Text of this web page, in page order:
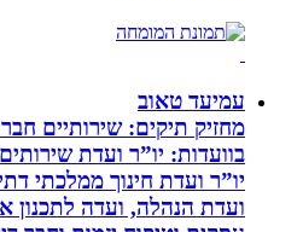
עמיעד טאוב
מחזיק תיקים: שירותיים
בוועדות: יו”ר ועדת שירותים
יו”ר ועדת חינוך ממלכתי דתי
ועדת הנהלה, ועדה לתכנון